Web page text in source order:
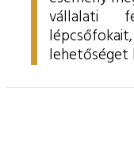
vállalati